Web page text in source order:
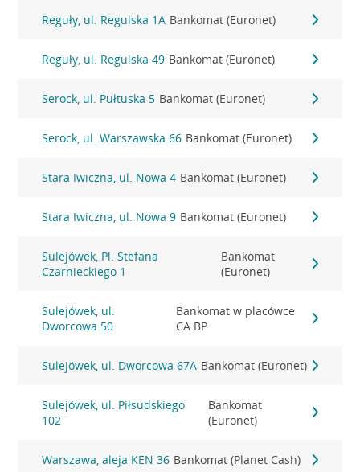
Reguły, ul. Regulska 1A Bankomat (Euronet)
Reguły, ul. Regulska 49 Bankomat (Euronet)
Serock, ul. Pułtuska 5 Bankomat (Euronet)
Serock, ul. Warszawska 66 Bankomat (Euronet)
Stara Iwiczna, ul. Nowa 4 Bankomat (Euronet)
Stara Iwiczna, ul. Nowa 9 Bankomat (Euronet)
Sulejówek, Pl. Stefana
Czarnieckiego 1
Bankomat
(Euronet)
Sulejówek, ul.
Dworcowa 50
Bankomat w placówce
CA BP
Sulejówek, ul. Dworcowa 67A Bankomat (Euronet)
Sulejówek, ul. Piłsudskiego
102
Bankomat
(Euronet)
Warszawa, aleja KEN 36 Bankomat (Planet Cash)